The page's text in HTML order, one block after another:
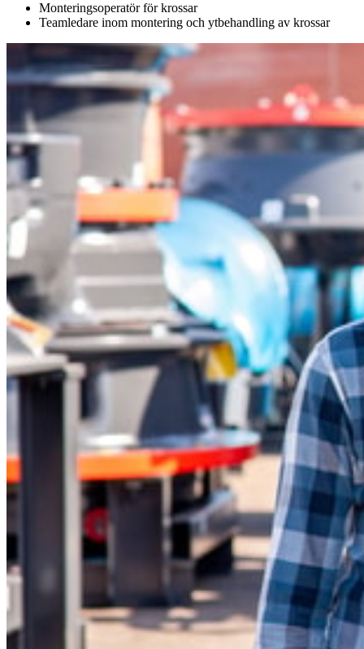
Monteringsoperatör för krossar
Teamledare inom montering och ytbehandling av krossar